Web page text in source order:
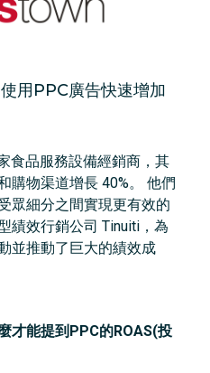
用PPC廣告快速增加
食品服務設備經銷商，其
購物渠道增長 40%。 他們
眾細分之間實現更有效的
績效行銷公司 Tinuiti，為
並推動了巨大的績效成
才能提到PPC的ROAS(投